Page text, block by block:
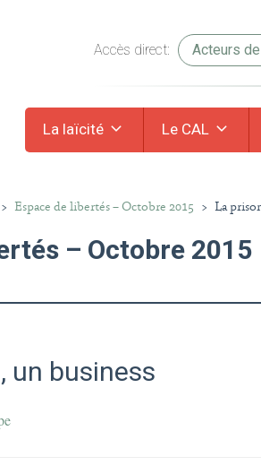
Accès direct: Acteurs
La laïcité Le CAL
> Espace de libertés – Octobre 2015 > La
– Octobre 2015
un business